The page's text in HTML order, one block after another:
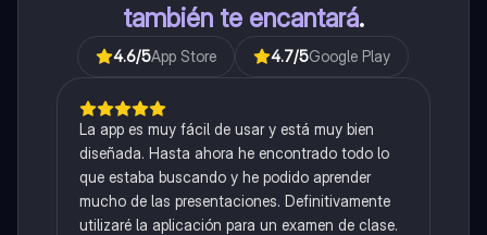
también te encantará.
4.6/5App Store 4.7/5Google Play
La app es muy fácil de usar y está muy bien
diseñada. Hasta ahora he encontrado todo lo
que estaba buscando y he podido aprender
mucho de las presentaciones. Definitivamente
utilizaré la aplicación para un examen de clase.